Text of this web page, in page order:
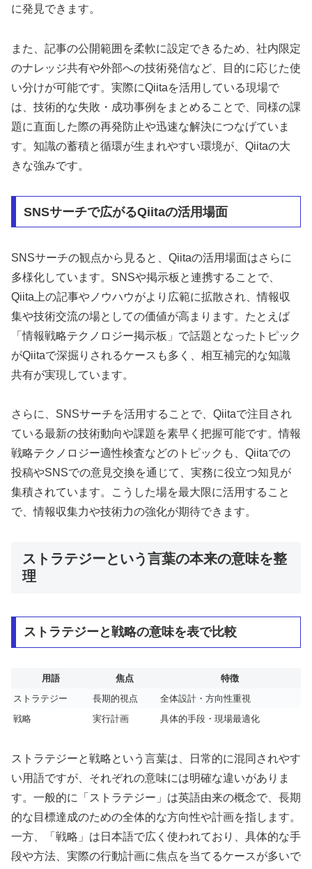
に発見できます。
また、記事の公開範囲を柔軟に設定できるため、社内限定
のナレッジ共有や外部への技術発信など、目的に応じた使
い分けが可能です。実際にQiitaを活用している現場で
は、技術的な失敗・成功事例をまとめることで、同様の課
題に直面した際の再発防止や迅速な解決につなげていま
す。知識の蓄積と循環が生まれやすい環境が、Qiitaの大
きな強みです。
SNSサーチで広がるQiitaの活用場面
SNSサーチの観点から見ると、Qiitaの活用場面はさらに
多様化しています。SNSや掲示板と連携することで、
Qiita上の記事やノウハウがより広範に拡散され、情報収
集や技術交流の場としての価値が高まります。たとえば
「情報戦略テクノロジー掲示板」で話題となったトピック
がQiitaで深掘りされるケースも多く、相互補完的な知識
共有が実現しています。
さらに、SNSサーチを活用することで、Qiitaで注目され
ている最新の技術動向や課題を素早く把握可能です。情報
戦略テクノロジー適性検査などのトピックも、Qiitaでの
投稿やSNSでの意見交換を通じて、実務に役立つ知見が
集積されています。こうした場を最大限に活用すること
で、情報収集力や技術力の強化が期待できます。
ストラテジーという言葉の本来の意味を整
理
ストラテジーと戦略の意味を表で比較
用語 焦点
特徴
ストラテジー
長期的視点
全体設計・方向性重視
戦略
実行計画 具体的手段・現場最適化
ストラテジーと戦略という言葉は、日常的に混同されやす
い用語ですが、それぞれの意味には明確な違いがありま
す。一般的に「ストラテジー」は英語由来の概念で、長期
的な目標達成のための全体的な方向性や計画を指します。
一方、「戦略」は日本語で広く使われており、具体的な手
段や方法、実際の行動計画に焦点を当てるケースが多いで